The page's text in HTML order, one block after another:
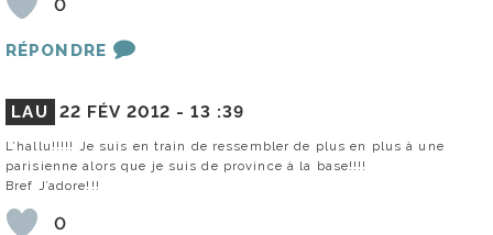
0
RÉPONDRE
LAU 22 FÉV 2012 -13 :39
L’hallu!!!!! Je suis en train de ressembler de plus en plus à une
parisienne alors que je suis de province à la base!!!!
Bref J’adore!!!
0